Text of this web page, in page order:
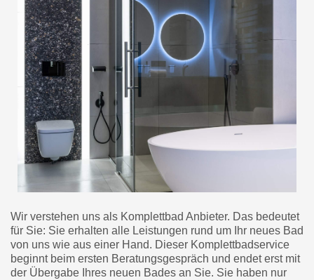
Wir verstehen uns als Komplettbad Anbieter. Das bedeutet
für Sie: Sie erhalten alle Leistungen rund um Ihr neues Bad
von uns wie aus einer Hand. Dieser Komplettbadservice
beginnt beim ersten Beratungsgespräch und endet erst mit
der Übergabe Ihres neuen Bades an Sie. Sie haben nur